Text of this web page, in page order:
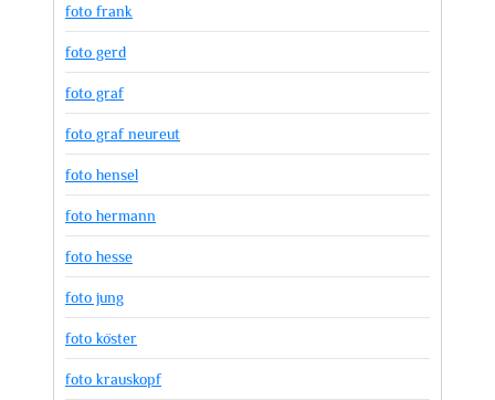
foto frank
foto gerd
foto graf
foto graf neureut
foto hensel
foto hermann
foto hesse
foto jung
foto köster
foto krauskopf